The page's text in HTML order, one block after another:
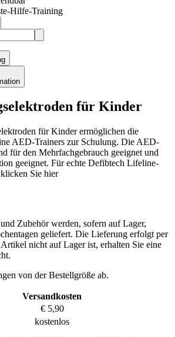
Hilfe-Training
für Kinder
für Kinder ermöglichen die
AED-Trainers zur Schulung. Die AED-
für den Mehrfachgebrauch geeignet und
geeignet. Für echte Defibtech Lifeline-
klicken Sie hier
Zubehör werden, sofern auf Lager,
geliefert. Die Lieferung erfolgt per
nicht auf Lager ist, erhalten Sie eine
von der Bestellgröße ab.
Versandkosten
€ 5,90
kostenlos